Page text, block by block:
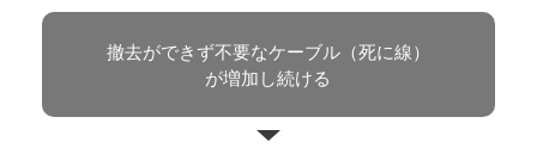
撤去ができず不要なケーブル（死に線）
が増加し続ける